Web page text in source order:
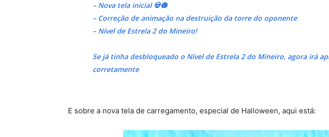
– Nova tela inicial 💀🎃
– Correção de animação na destruição da torre do oponente
– Nível de Estrela 2 do Mineiro!
Se já tinha desbloqueado o Nível de Estrela 2 do Mineiro, agora irá
corretamente
E sobre a nova tela de carregamento, especial de Halloween, aqui está: